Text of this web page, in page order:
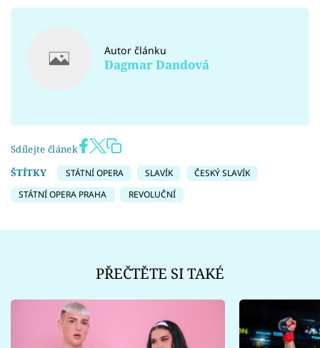
Autor článku
Dagmar Dandová
Sdílejte článek
ŠTÍTKY
STÁTNÍ OPERA SLAVÍK
ČESKÝ SLAVÍK
STÁTNÍ OPERA PRAHA
REVOLUČNÍ
PŘEČTĚTE SI TAKÉ